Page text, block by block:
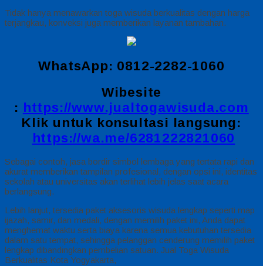
Tidak hanya menawarkan toga wisuda berkualitas dengan harga
terjangkau, konveksi juga memberikan layanan tambahan.
WhatsApp: 0812-2282-1060
Wibesite
: https://www.jualtogawisuda.com
Klik untuk konsultasi langsung:
https://wa.me/6281222821060
Sebagai contoh, jasa bordir simbol lembaga yang tertata rapi dan
akurat memberikan tampilan profesional, dengan opsi ini, identitas
sekolah atau universitas akan terlihat lebih jelas saat acara
berlangsung.
Lebih lanjut, tersedia paket aksesoris wisuda lengkap seperti map
ijazah, samir, dan medali, dengan memilih paket ini, Anda dapat
menghemat waktu serta biaya karena semua kebutuhan tersedia
dalam satu tempat, sehingga pelanggan cenderung memilih paket
lengkap dibandingkan pembelian satuan. Jual Toga Wisuda
Berkualitas Kota Yogyakarta,